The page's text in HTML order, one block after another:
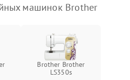
машинок Brother
Brother Brother
LS350s